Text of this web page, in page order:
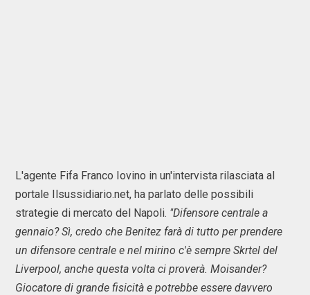
L'agente Fifa Franco Iovino in un'intervista rilasciata al
portale Ilsussidiario.net, ha parlato delle possibili
strategie di mercato del Napoli. "Difensore centrale a
gennaio? Sì, credo che Benitez farà di tutto per prendere
un difensore centrale e nel mirino c'è sempre Skrtel del
Liverpool, anche questa volta ci proverà. Moisander?
Giocatore di grande fisicità e potrebbe essere davvero